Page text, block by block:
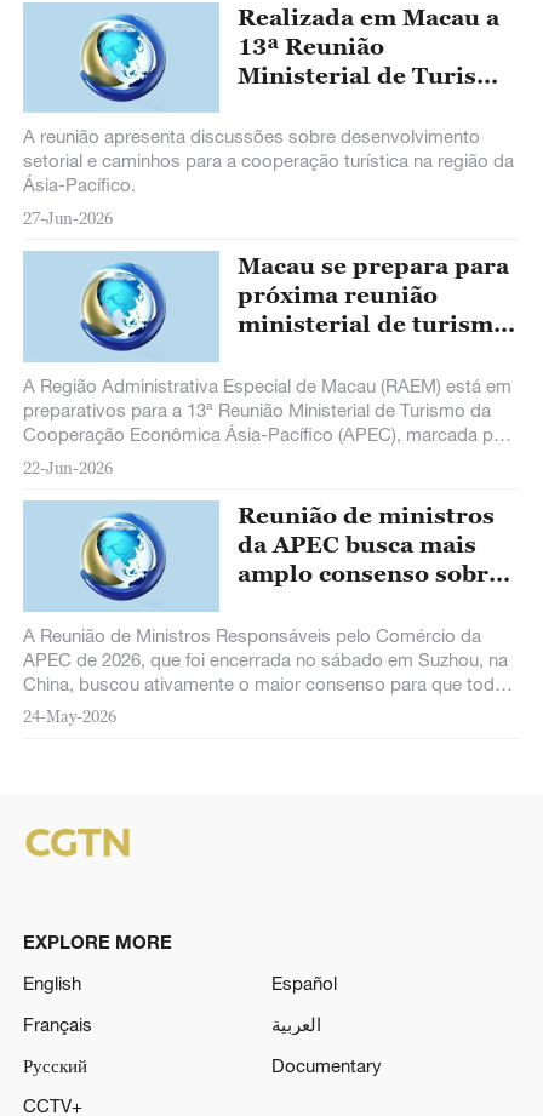
Realizada em Macau a
13ª Reunião
Ministerial de Turismo
A reunião apresenta discussões sobre desenvolvimento
setorial e caminhos para a cooperação turística na região da
Ásia-Pacífico.
27-Jun-2026
Macau se prepara para
próxima reunião
ministerial de turismo
A Região Administrativa Especial de Macau (RAEM) está em
preparativos para a 13ª Reunião Ministerial de Turismo da
Cooperação Econômica Ásia-Pacífico (APEC), marcada para
o período de 24 a 28 de junho.
22-Jun-2026
Reunião de ministros
da APEC busca mais
amplo consenso sobre
e comercial, diz MOC
A Reunião de Ministros Responsáveis pelo Comércio da
APEC de 2026, que foi encerrada no sábado em Suzhou, na
China, buscou ativamente o maior consenso para que todas
as partes participem da cooperação econômica e comercial,
afirmou o ministro do Comércio da China, Wang Wentao.
24-May-2026
EXPLORE MORE
English
Español
Français
العربية
Русский
Documentary
CCTV+